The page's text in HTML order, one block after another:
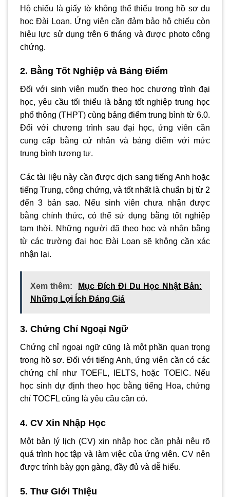
Hộ chiếu là giấy tờ không thể thiếu trong hồ sơ du
học Đài Loan. Ứng viên cần đảm bảo hộ chiếu còn
hiệu lực sử dụng trên 6 tháng và được photo công
chứng.
2. Bằng Tốt Nghiệp và Bảng Điểm
Đối với sinh viên muốn theo học chương trình đại
học, yêu cầu tối thiểu là bằng tốt nghiệp trung học
phổ thông (THPT) cùng bảng điểm trung bình từ 6.0.
Đối với chương trình sau đại học, ứng viên cần
cung cấp bằng cử nhân và bảng điểm với mức
trung bình tương tự.
Các tài liệu này cần được dịch sang tiếng Anh hoặc
tiếng Trung, công chứng, và tốt nhất là chuẩn bị từ 2
đến 3 bản sao. Nếu sinh viên chưa nhận được
bằng chính thức, có thể sử dụng bằng tốt nghiệp
tạm thời. Những người đã theo học và nhận bằng
từ các trường đại học Đài Loan sẽ không cần xác
nhận lại.
Xem thêm:
Mục Đích Đi Du Học Nhật Bản:
Những Lợi Ích Đáng Giá
3. Chứng Chỉ Ngoại Ngữ
Chứng chỉ ngoại ngữ cũng là một phần quan trọng
trong hồ sơ. Đối với tiếng Anh, ứng viên cần có các
chứng chỉ như TOEFL, IELTS, hoặc TOEIC. Nếu
học sinh dự định theo học bằng tiếng Hoa, chứng
chỉ TOCFL cũng là yêu cầu cần có.
4. CV Xin Nhập Học
Một bản lý lịch (CV) xin nhập học cần phải nêu rõ
quá trình học tập và làm việc của ứng viên. CV nên
được trình bày gọn gàng, đầy đủ và dễ hiểu.
5. Thư Giới Thiệu